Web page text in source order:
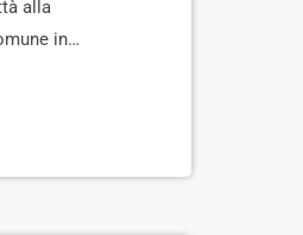
alla
in
19 saremo in